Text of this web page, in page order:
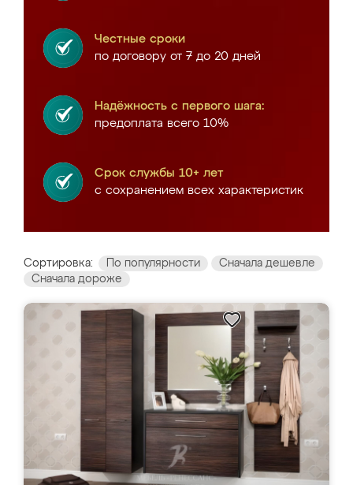
Честные сроки
по договору от 7 до 20 дней
Надёжность с первого шага:
предоплата всего 10%
Срок службы 10+ лет
с сохранением всех характеристик
Сортировка: По популярности
Сначала дешевле
Сначала дороже